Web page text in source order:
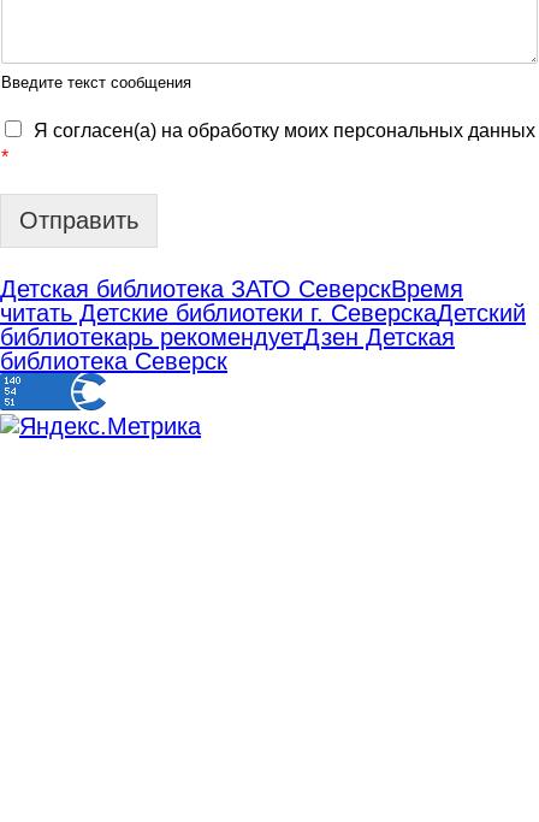
Введите текст сообщения
Я согласен(а) на обработку моих персональных данных
*
Отправить
Детская библиотека ЗАТО СеверскВремя
читать Детские библиотеки г. СеверскаДетский
библиотекарь рекомендуетДзен Детская
библиотека Северск